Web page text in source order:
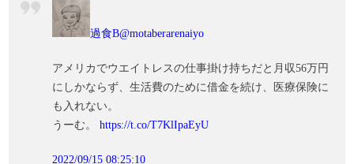
過食B@motaberarenaiyo
アメリカでウエイトレスの仕事掛け持ちだと月収56万円
にしかならず、生活費のために借金を続け、医療保険に
も入れない。
うーむ。 https://t.co/T7KlIpaEyU
2022/09/15 08:25:10